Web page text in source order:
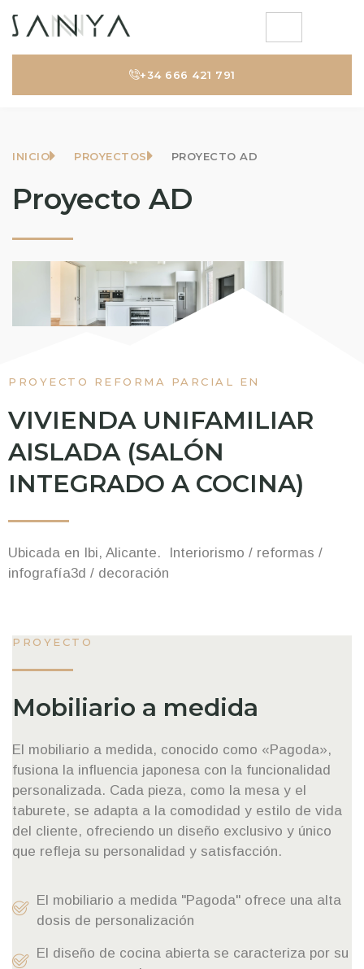
+34 666 421 791
INICIO PROYECTOS PROYECTO AD
Proyecto AD
PROYECTO REFORMA PARCIAL EN
VIVIENDA UNIFAMILIAR
AISLADA (SALÓN
INTEGRADO A COCINA)
Ubicada en Ibi, Alicante. Interiorismo / reformas /
infografía3d / decoración
PROYECTO
Mobiliario a medida
El mobiliario a medida, conocido como «Pagoda»,
fusiona la influencia japonesa con la funcionalidad
personalizada. Cada pieza, como la mesa y el
taburete, se adapta a la comodidad y estilo de vida
del cliente, ofreciendo un diseño exclusivo y único
que refleja su personalidad y satisfacción.
El mobiliario a medida "Pagoda" ofrece una alta
dosis de personalización
El diseño de cocina abierta se caracteriza por su